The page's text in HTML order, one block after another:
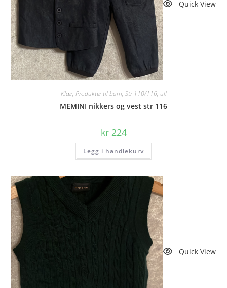
Quick View
Klær, Produkter til barn, Str 110/116, ull
MEMINI nikkers og vest str 116
kr224
Legg i handlekurv
Quick View